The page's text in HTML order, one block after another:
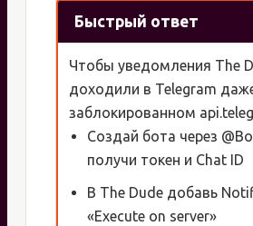
Быстрый ответ
Чтобы уведомления The
доходили в Telegram
заблокированном
Создай бота через
получи токен и Chat ID
В The Dude добавь
«Execute on server»